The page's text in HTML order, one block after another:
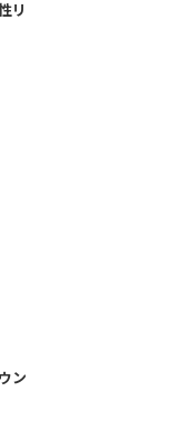
リ
ン